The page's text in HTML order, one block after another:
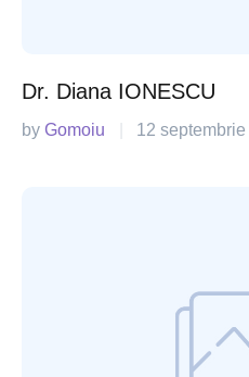
Dr. Diana IONESCU
by Gomoiu 12